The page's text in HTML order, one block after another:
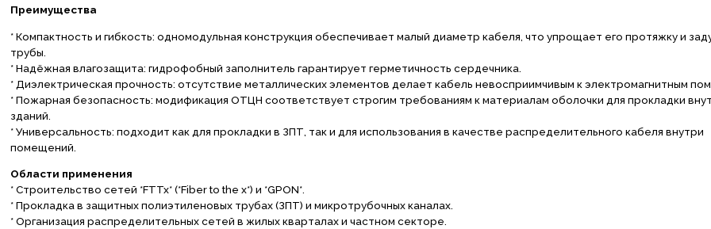
Преимущества
* Компактность и гибкость: одномодульная конструкция обеспечивает малый диаметр кабеля, что упрощает его протяжку и
трубы.
* Надёжная влагозащита: гидрофобный заполнитель гарантирует герметичность сердечника.
* Диэлектрическая прочность: отсутствие металлических элементов делает кабель невосприимчивым к электромагнитным
* Пожарная безопасность: модификация ОТЦН соответствует строгим требованиям к материалам оболочки для прокладки
зданий.
* Универсальность: подходит как для прокладки в ЗПТ, так и для использования в качестве распределительного кабеля внутри
помещений.
Области применения
* Строительство сетей *FTTx* (*Fiber to the x*) и *GPON*.
* Прокладка в защитных полиэтиленовых трубах (ЗПТ) и микротрубочных каналах.
* Организация распределительных сетей в жилых кварталах и частном секторе.